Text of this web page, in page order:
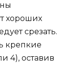
хороших
срезать.
крепкие
4), оставив